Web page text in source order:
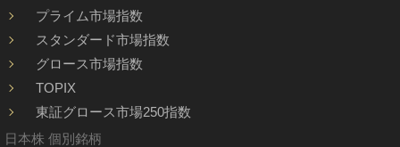
プライム市場指数
スタンダード市場指数
グロース市場指数
TOPIX
東証グロース市場250指数
日本株 個別銘柄